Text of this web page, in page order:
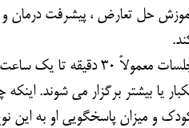
حل تعارض ، پیشرفت درمان و
جلسات معمولاً 30
یا بیشتر برگزار می شوند.
و میزان پاسخگویی او به این